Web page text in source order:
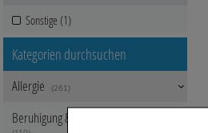
Sonstige (1)
Kategorien durchsuchen
Allergie (261)
Beruhigung & Stimmungsaufhellung